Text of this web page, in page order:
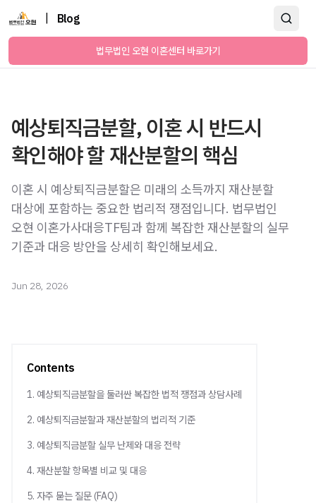
Blog
법무법인 오현 이혼센터 바로가기
예상퇴직금분할, 이혼 시 반드시
확인해야 할 재산분할의 핵심
이혼 시 예상퇴직금분할은 미래의 소득까지 재산분할
대상에 포함하는 중요한 법리적 쟁점입니다. 법무법인
오현 이혼가사대응TF팀과 함께 복잡한 재산분할의 실무
기준과 대응 방안을 상세히 확인해보세요.
Jun 28, 2026
Contents
1. 예상퇴직금분할을 둘러싼 복잡한 법적 쟁점과 상담사례
2. 예상퇴직금분할과 재산분할의 법리적 기준
3. 예상퇴직금분할 실무 난제와 대응 전략
4. 재산분할 항목별 비교 및 대응
5. 자주 묻는 질문 (FAQ)